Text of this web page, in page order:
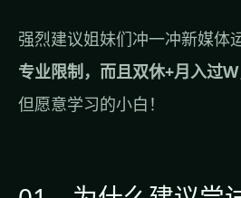
强烈建议姐妹们冲一冲新媒体
专业限制，而且双休+月入过W
但愿意学习的小白！